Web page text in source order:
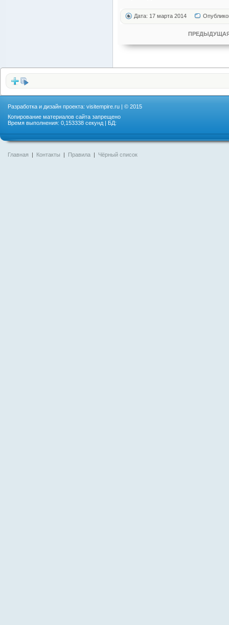
Дата: 17 марта 2014
Разработка и дизайн проекта: visitempire.ru | © 2015
Копирование материалов сайта запрещено
Время выполнения: 0,153338 секунд | БД:
Главная | Контакты | Правила | Чёрный список